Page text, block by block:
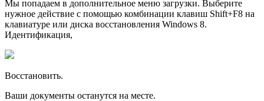
Мы попадаем в дополнительное меню загрузки. Выберите
нужное действие с помощью комбинации клавиш Shift+F8 на
клавиатуре или диска восстановления Windows 8.
Идентификация,
Восстановить.
Ваши документы останутся на месте.